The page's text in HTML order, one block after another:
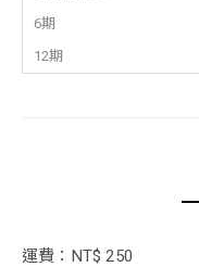
6期
12期
運費：NT$ 250